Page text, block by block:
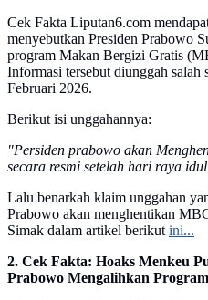
Cek Fakta Liputan6.com
menyebutkan Presiden Prabowo
program Makan Bergizi Gratis
Informasi tersebut diunggah salah
Februari 2026.
Berikut isi unggahannya:
"Persiden prabowo akan
secara resmi setelah hari raya
Lalu benarkah klaim unggahan
Prabowo akan menghentikan
Simak dalam artikel berikutini...
2. Cek Fakta: Hoaks Menkeu
Prabowo Mengalihkan